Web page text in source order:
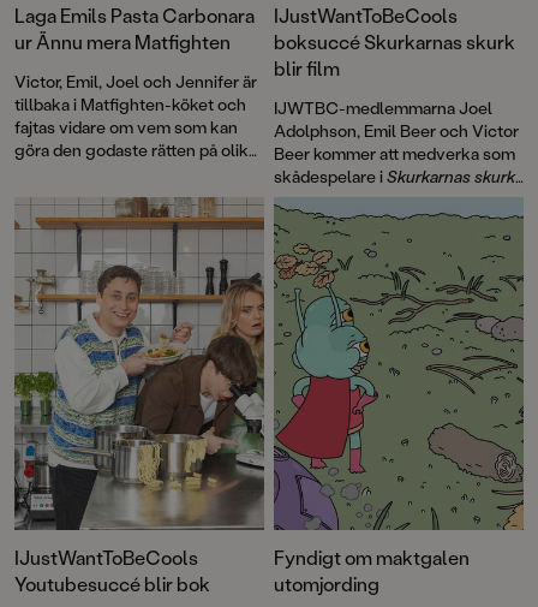
Laga Emils Pasta Carbonara
ur Ännu mera Matfighten
Victor, Emil, Joel och Jennifer är
tillbaka i Matfighten-köket och
fajtas vidare om vem som kan
göra den godaste rätten på olika
det hela och överraskar med att
ge Victor vinsten för en av hans
rätter! Läsaren får också lära sig
tillaga sushiris och världens
dyraste kött, veta vad en
gräddsifon är och livsviktiga
fakta om carbonara-mannen.
Ännu mera Matfighteninnehåller
32 recept och åtta fajter att testa
hemma: hamburgare, sushi,
carbonara, vegetariskt, thai, fisk,
kött och tårta. Vi bjuder på ett av
Emils recept ur boken!
IJustWantToBeCools
boksuccé Skurkarnas skurk
blir film
IJWTBC-medlemmarna Joel
Adolphson, Emil Beer och Victor
Beer kommer att medverka som
skådespelare iSkurkarnas skurk
med förväntad biopremiär i
januari 2026.
IJustWantToBeCools
Youtubesuccé blir bok
Fyndigt om maktgalen
utomjording